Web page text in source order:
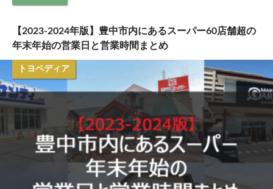
【2023-2024年版】豊中市内にあるスーパー60店舗超の
年末年始の営業日と営業時間まとめ
トヨペディア